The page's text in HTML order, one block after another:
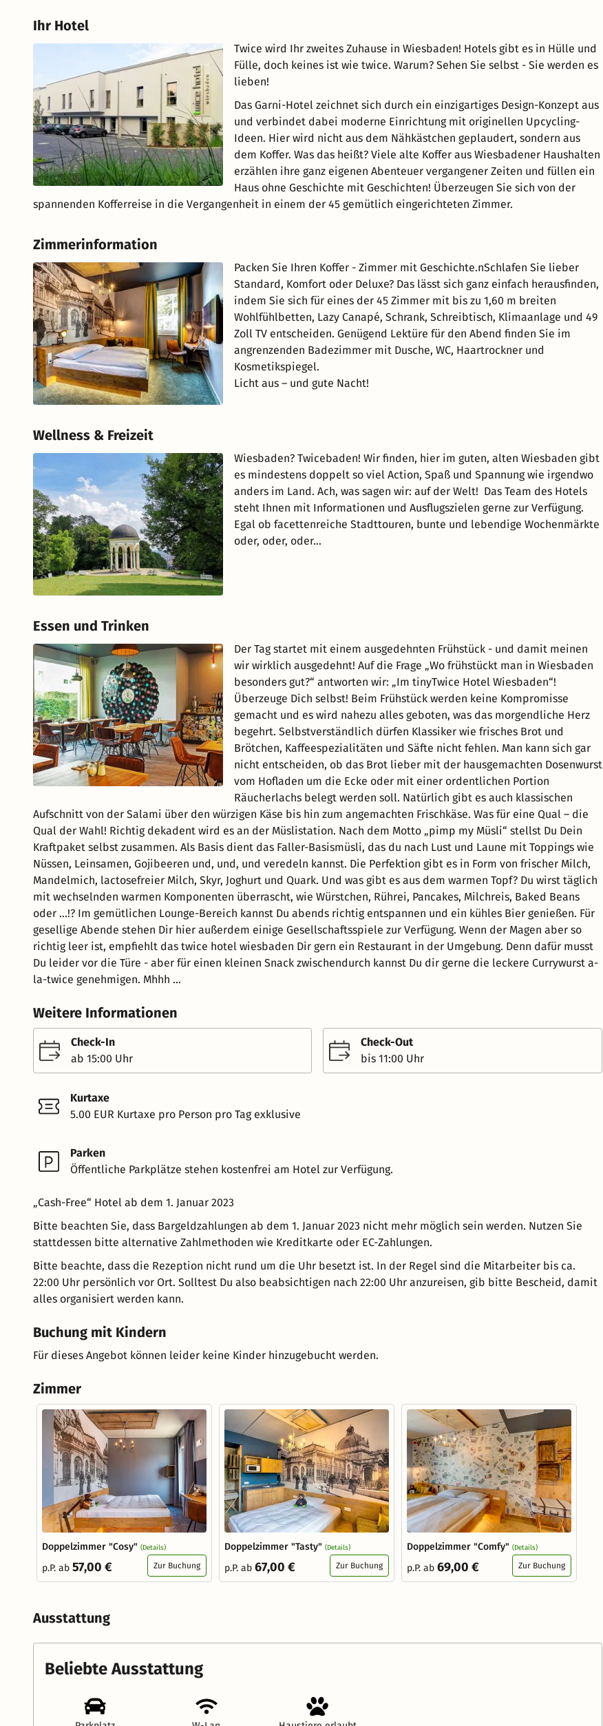
Ihr Hotel
Twice wird Ihr zweites Zuhause in Wiesbaden! Hotels gibt es in Hülle und
Fülle, doch keines ist wie twice. Warum? Sehen Sie selbst - Sie werden es
lieben!
Das Garni-Hotel zeichnet sich durch ein einzigartiges Design-Konzept aus
und verbindet dabei moderne Einrichtung mit originellen Upcycling-
Ideen. Hier wird nicht aus dem Nähkästchen geplaudert, sondern aus
dem Koffer. Was das heißt? Viele alte Koffer aus Wiesbadener Haushalten
erzählen ihre ganz eigenen Abenteuer vergangener Zeiten und füllen ein
Haus ohne Geschichte mit Geschichten! Überzeugen Sie sich von der
spannenden Kofferreise in die Vergangenheit in einem der 45 gemütlich eingerichteten Zimmer.
Zimmerinformation
Packen Sie Ihren Koffer - Zimmer mit Geschichte.nSchlafen Sie lieber
Standard, Komfort oder Deluxe? Das lässt sich ganz einfach herausfinden,
indem Sie sich für eines der 45 Zimmer mit bis zu 1,60 m breiten
Wohlfühlbetten, Lazy Canapé, Schrank, Schreibtisch, Klimaanlage und 49
Zoll TV entscheiden. Genügend Lektüre für den Abend finden Sie im
angrenzenden Badezimmer mit Dusche, WC, Haartrockner und
Kosmetikspiegel.
Licht aus – und gute Nacht!
Wellness & Freizeit
Wiesbaden? Twicebaden! Wir finden, hier im guten, alten Wiesbaden gibt
es mindestens doppelt so viel Action, Spaß und Spannung wie irgendwo
anders im Land. Ach, was sagen wir: auf der Welt! Das Team des Hotels
steht Ihnen mit Informationen und Ausflugszielen gerne zur Verfügung.
Egal ob facettenreiche Stadttouren, bunte und lebendige Wochenmärkte
oder, oder, oder...
Essen und Trinken
Der Tag startet mit einem ausgedehnten Frühstück - und damit meinen
wir wirklich ausgedehnt! Auf die Frage „Wo frühstückt man in Wiesbaden
besonders gut?“ antworten wir: „Im tinyTwice Hotel Wiesbaden“!
Überzeuge Dich selbst! Beim Frühstück werden keine Kompromisse
gemacht und es wird nahezu alles geboten, was das morgendliche Herz
begehrt. Selbstverständlich dürfen Klassiker wie frisches Brot und
Brötchen, Kaffeespezialitäten und Säfte nicht fehlen. Man kann sich gar
nicht entscheiden, ob das Brot lieber mit der hausgemachten Dosenwurst
vom Hofladen um die Ecke oder mit einer ordentlichen Portion
Räucherlachs belegt werden soll. Natürlich gibt es auch klassischen
Aufschnitt von der Salami über den würzigen Käse bis hin zum angemachten Frischkäse. Was für eine Qual – die
Qual der Wahl! Richtig dekadent wird es an der Müslistation. Nach dem Motto „pimp my Müsli“ stellst Du Dein
Kraftpaket selbst zusammen. Als Basis dient das Faller-Basismüsli, das du nach Lust und Laune mit Toppings wie
Nüssen, Leinsamen, Gojibeeren und, und, und veredeln kannst. Die Perfektion gibt es in Form von frischer Milch,
Mandelmich, lactosefreier Milch, Skyr, Joghurt und Quark. Und was gibt es aus dem warmen Topf? Du wirst täglich
mit wechselnden warmen Komponenten überrascht, wie Würstchen, Rührei, Pancakes, Milchreis, Baked Beans
oder …!? Im gemütlichen Lounge-Bereich kannst Du abends richtig entspannen und ein kühles Bier genießen. Für
gesellige Abende stehen Dir hier außerdem einige Gesellschaftsspiele zur Verfügung. Wenn der Magen aber so
richtig leer ist, empfiehlt das twice hotel wiesbaden Dir gern ein Restaurant in der Umgebung. Denn dafür musst
Du leider vor die Türe - aber für einen kleinen Snack zwischendurch kannst Du dir gerne die leckere Currywurst a-
la-twice genehmigen. Mhhh ...
Weitere Informationen
Check-In
ab 15:00 Uhr
Check-Out
bis 11:00 Uhr
Kurtaxe
5.00 EUR Kurtaxe pro Person pro Tag exklusive
Parken
Öffentliche Parkplätze stehen kostenfrei am Hotel zur Verfügung.
„Cash-Free“ Hotel ab dem 1. Januar 2023
Bitte beachten Sie, dass Bargeldzahlungen ab dem 1. Januar 2023 nicht mehr möglich sein werden. Nutzen Sie
stattdessen bitte alternative Zahlmethoden wie Kreditkarte oder EC-Zahlungen.
Bitte beachte, dass die Rezeption nicht rund um die Uhr besetzt ist. In der Regel sind die Mitarbeiter bis ca.
22:00 Uhr persönlich vor Ort. Solltest Du also beabsichtigen nach 22:00 Uhr anzureisen, gib bitte Bescheid, damit
alles organisiert werden kann.
Buchung mit Kindern
Für dieses Angebot können leider keine Kinder hinzugebucht werden.
Zimmer
Doppelzimmer "Cosy" (Details)
p.P. ab 57,00 € Zur Buchung
Doppelzimmer "Tasty" (Details)
p.P. ab 67,00 € Zur Buchung
Doppelzimmer "Comfy" (Details)
p.P. ab 69,00 € Zur Buchung
Ausstattung
Beliebte Ausstattung